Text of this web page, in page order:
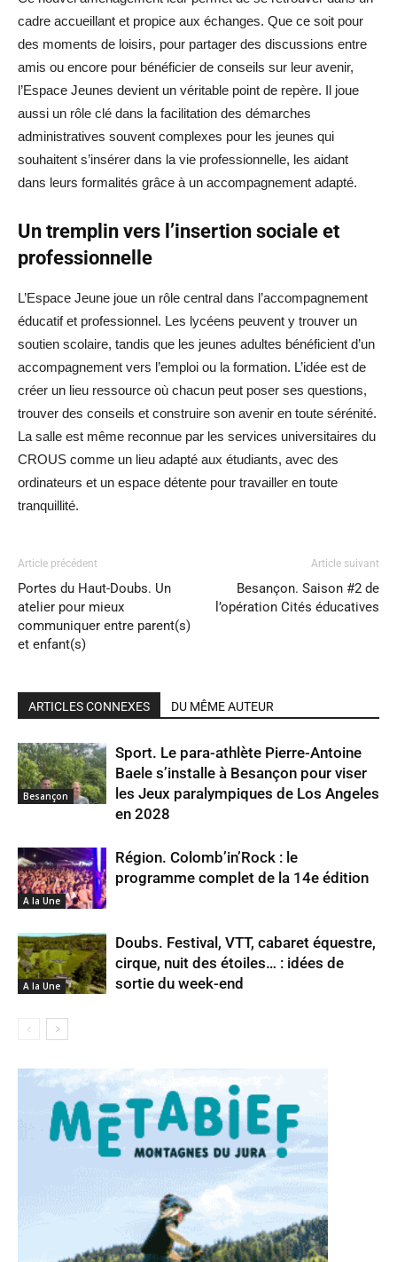
cadre accueillant et propice aux échanges. Que ce soit pour
des moments de loisirs, pour partager des discussions entre
amis ou encore pour bénéficier de conseils sur leur avenir,
l’Espace Jeunes devient un véritable point de repère. Il joue
aussi un rôle clé dans la facilitation des démarches
administratives souvent complexes pour les jeunes qui
souhaitent s’insérer dans la vie professionnelle, les aidant
dans leurs formalités grâce à un accompagnement adapté.
Un tremplin vers l’insertion sociale et
professionnelle
L’Espace Jeune joue un rôle central dans l’accompagnement
éducatif et professionnel. Les lycéens peuvent y trouver un
soutien scolaire, tandis que les jeunes adultes bénéficient d’un
accompagnement vers l’emploi ou la formation. L’idée est de
créer un lieu ressource où chacun peut poser ses questions,
trouver des conseils et construire son avenir en toute sérénité.
La salle est même reconnue par les services universitaires du
CROUS comme un lieu adapté aux étudiants, avec des
ordinateurs et un espace détente pour travailler en toute
tranquillité.
Article précédent
Portes du Haut-Doubs. Un
atelier pour mieux
communiquer entre parent(s)
et enfant(s)
Article suivant
Besançon. Saison #2 de
l’opération Cités éducatives
ARTICLES CONNEXES DU MÊME AUTEUR
Besançon
Sport. Le para-athlète Pierre-Antoine
Baele s’installe à Besançon pour viser
les Jeux paralympiques de Los Angeles
en 2028
A la Une
Région. Colomb’in’Rock : le
programme complet de la 14e édition
A la Une
Doubs. Festival, VTT, cabaret équestre,
cirque, nuit des étoiles… : idées de
sortie du week-end